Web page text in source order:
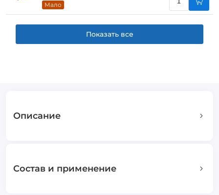
Мало
Показать все
Описание
Состав и применение